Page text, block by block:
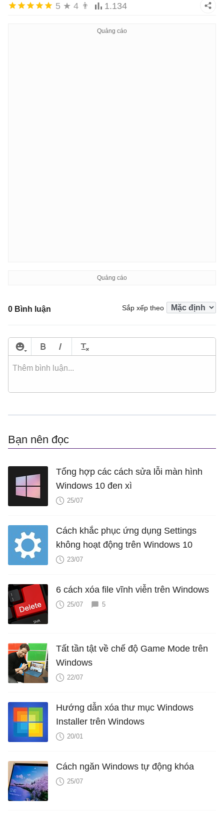
5 ★ 4 👨 1.134
0 Bình luận Sắp xếp theo
Bạn nên đọc
Tổng hợp các cách sửa lỗi màn hình
Windows 10 đen xì
25/07
Cách khắc phục ứng dụng Settings
không hoạt động trên Windows 10
23/07
6 cách xóa file vĩnh viễn trên Windows
25/07 5
Tất tần tật về chế độ Game Mode trên
Windows
22/07
Hướng dẫn xóa thư mục Windows
Installer trên Windows
20/01
Cách ngăn Windows tự động khóa
25/07